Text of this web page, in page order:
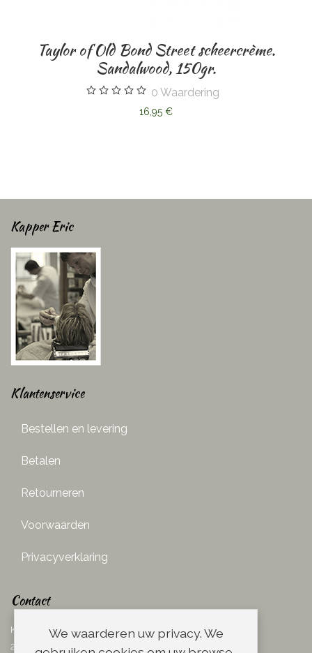
Taylor of Old Bond Street scheercrème.
Sandalwood, 150gr.
0Waardering
16,95 €
Kapper Eric
Klantenservice
Bestellen en levering
Betalen
Retourneren
Voorwaarden
Privacyverklaring
Contact
Ketelboetersteeg 29
2311 TN Leiden
We waarderen uw privacy. We